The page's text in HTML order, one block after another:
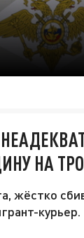
НА
жёстко
курьер.